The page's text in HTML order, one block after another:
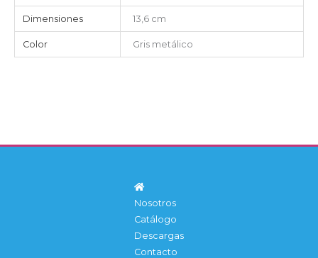
Dimensiones 13,6 cm
Color Gris metálico
Nosotros
Catálogo
Descargas
Contacto